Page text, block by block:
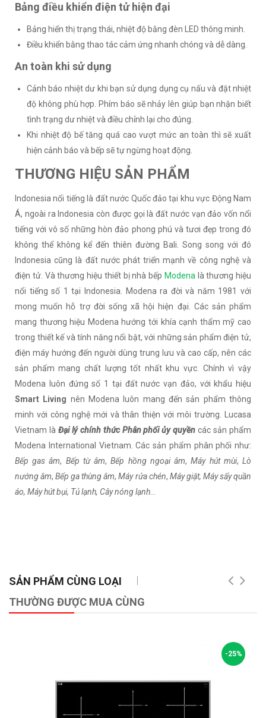
Bảng điều khiển điện tử hiện đại
Bảng hiển thị trạng thái, nhiệt độ bằng đèn LED thông minh.
Điều khiển bằng thao tác cảm ứng nhanh chóng và dễ dàng.
An toàn khi sử dụng
Cảnh báo nhiệt dư khi bạn sử dụng dụng cụ nấu và đặt nhiệt
độ không phù hợp. Phím báo sẽ nhảy lên giúp bạn nhận biết
tình trạng dư nhiệt và điều chỉnh lại cho đúng.
Khi nhiệt độ bế tăng quá cao vượt mức an toàn thì sẽ xuất
hiện cảnh báo và bếp sẽ tự ngừng hoạt động.
THƯƠNG HIỆU SẢN PHẨM
Indonesia nổi tiếng là đất nước Quốc đảo tại khu vực Động Nam
Á, ngoài ra Indonesia còn được gọi là đất nước vạn đảo vốn nổi
tiếng với vô số những hòn đảo phong phú và tươi đẹp trong đó
không thể không kể đến thiên đường Bali. Song song với đó
Indonesia cũng là đất nước phát triển mạnh về công nghệ và
điện tử. Và thương hiệu thiết bị nhà bếp Modenalà thương hiệu
nổi tiếng số 1 tại Indonesia. Modena ra đời và năm 1981 với
mong muốn hỗ trợ đời sống xã hội hiện đại. Các sản phẩm
mang thương hiệu Modena hướng tới khía cạnh thẩm mỹ cao
trong thiết kế và tính năng nổi bật, với những sản phẩm điện tử,
điện máy hướng đến người dùng trung lưu và cao cấp, nên các
sản phẩm mang chất lượng tốt nhất khu vực. Chính vì vậy
Modena luôn đứng số 1 tại đất nước vạn đảo, với khẩu hiệu
Smart Living nên Modena luôn mang đến sản phẩm thông
minh với công nghệ mới và thân thiện với môi trường. Lucasa
Vietnam là Đại lý chính thức Phân phối ủy quyền các sản phẩm
Modena International Vietnam. Các sản phẩm phân phối như:
Bếp gas âm, Bếp từ âm,Bếp hồng ngoại âm,Máy hút mùi,Lò
nướng âm,Bếp ga thùng âm,Máy rửa chén, Máy giặt, Máy sấy quần
áo, Máy hút bụi, Tủ lạnh, Cây nóng lạnh…
SẢN PHẨM CÙNG LOẠI
THƯỜNG ĐƯỢC MUA CÙNG
-25%